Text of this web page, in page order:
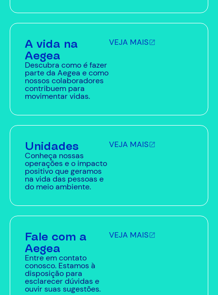
A vida na
Aegea
Descubra como é fazer
parte da Aegea e como
nossos colaboradores
contribuem para
movimentar vidas.
VEJA MAIS
Unidades
Conheça nossas
operações e o impacto
positivo que geramos
na vida das pessoas e
do meio ambiente.
VEJA MAIS
Fale com a
Aegea
Entre em contato
conosco. Estamos à
disposição para
esclarecer dúvidas e
ouvir suas sugestões.
VEJA MAIS